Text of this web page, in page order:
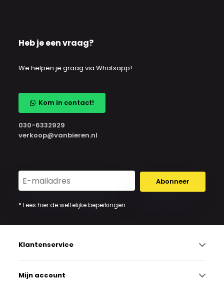
Heb je een vraag?
We helpen je graag via Whatsapp!
Kom in contact!
030-6332929
verkoop@vanbieren.nl
Abonneer
* Lees hier de wettelijke beperkingen
Klantenservice
Mijn account